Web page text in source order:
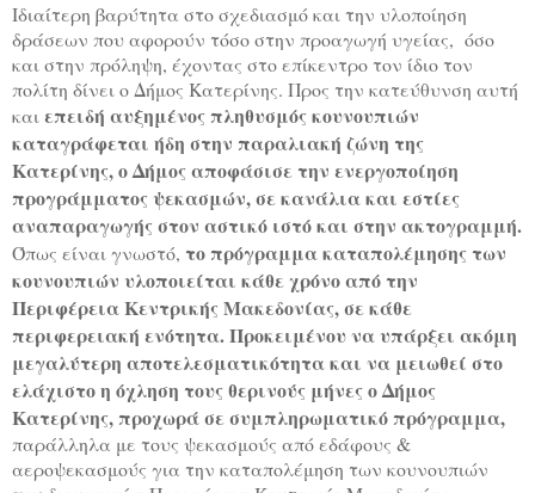
Ιδιαίτερη βαρύτητα στο σχεδιασμό και την υλοποίηση
δράσεων που αφορούν τόσο στην προαγωγή υγείας, όσο
και στην πρόληψη, έχοντας στο επίκεντρο τον ίδιο τον
πολίτη δίνει ο Δήμος Κατερίνης. Προς την κατεύθυνση αυτή
καιεπειδή αυξημένος πληθυσμός κουνουπιών
καταγράφεται ήδη στην παραλιακή ζώνη της
Κατερίνης, ο Δήμος αποφάσισε την ενεργοποίηση
προγράμματος ψεκασμών,σε κανάλια και εστίες
αναπαραγωγής στον αστικό ιστό και στην ακτογραμμή.
Όπως είναι γνωστό, το πρόγραμμα καταπολέμησης των
κουνουπιών υλοποιείται κάθε χρόνο από την
Περιφέρεια Κεντρικής Μακεδονίας, σε κάθε
περιφερειακή ενότητα. Προκειμένου να υπάρξει ακόμη
μεγαλύτερη αποτελεσματικότητα και να μειωθεί στο
ελάχιστο η όχληση τους θερινούς μήνες ο Δήμος
Κατερίνης, προχωρά σε συμπληρωματικό πρόγραμμα,
παράλληλα με τους ψεκασμούς από εδάφους &
αεροψεκασμούς για την καταπολέμηση των κουνουπιών